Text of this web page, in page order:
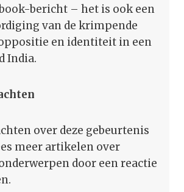
bericht – het is ook een
van de krimpende
en identiteit in een
India.
over deze gebeurtenis
meer artikelen over
door een reactie